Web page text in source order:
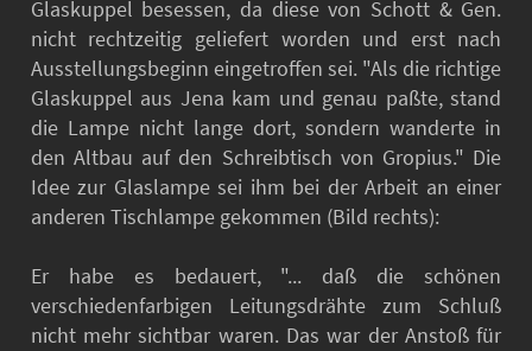
Glaskuppel besessen, da diese von Schott & Gen.
nicht rechtzeitig geliefert worden und erst nach
Ausstellungsbeginn eingetroffen sei. "Als die richtige
Glaskuppel aus Jena kam und genau paßte, stand
die Lampe nicht lange dort, sondern wanderte in
den Altbau auf den Schreibtisch von Gropius." Die
Idee zur Glaslampe sei ihm bei der Arbeit an einer
anderen Tischlampe gekommen (Bild rechts):
Er habe es bedauert, "... daß die schönen
verschiedenfarbigen Leitungsdrähte zum Schluß
nicht mehr sichtbar waren. Das war der Anstoß für